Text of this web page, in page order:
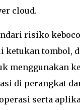
cloud.
risiko
ketukan tombol,
menggunakan
di perangkat
serta